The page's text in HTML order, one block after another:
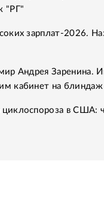
"РГ"
зарплат-2026.
Андрея Заренина.
кабинет на блиндаж
в США: